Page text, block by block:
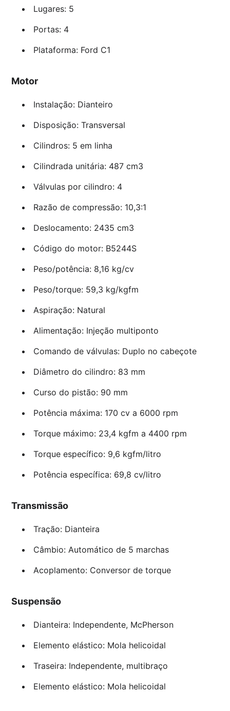
Lugares: 5
Portas: 4
Plataforma: Ford C1
Motor
Instalação: Dianteiro
Disposição: Transversal
Cilindros: 5 em linha
Cilindrada unitária: 487 cm3
Válvulas por cilindro: 4
Razão de compressão: 10,3:1
Deslocamento: 2435 cm3
Código do motor: B5244S
Peso/potência: 8,16 kg/cv
Peso/torque: 59,3 kg/kgfm
Aspiração: Natural
Alimentação: Injeção multiponto
Comando de válvulas: Duplo no cabeçote
Diâmetro do cilindro: 83 mm
Curso do pistão: 90 mm
Potência máxima: 170 cv a 6000 rpm
Torque máximo: 23,4 kgfm a 4400 rpm
Torque específico: 9,6 kgfm/litro
Potência específica: 69,8 cv/litro
Transmissão
Tração: Dianteira
Câmbio: Automático de 5 marchas
Acoplamento: Conversor de torque
Suspensão
Dianteira: Independente, McPherson
Elemento elástico: Mola helicoidal
Traseira: Independente, multibraço
Elemento elástico: Mola helicoidal